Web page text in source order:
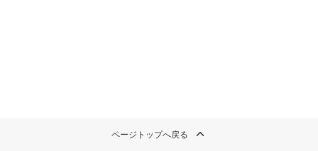
ページトップへ戻る